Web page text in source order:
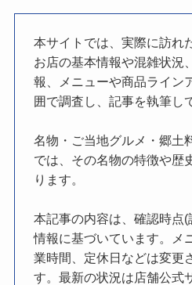
本サイトでは、実際に訪れ
お店の基本情報や混雑状況
報、メニューや商品ライン
囲で調査し、記事を執筆し
名物・ご当地グルメ・郷土
では、その名物の特徴や歴
ります。
本記事の内容は、確認時点
情報に基づいています。メ
業時間、定休日などは変更
す。最新の状況は店舗公式